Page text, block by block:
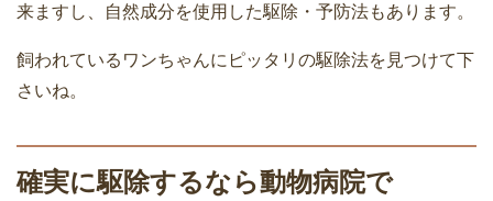
来ますし、自然成分を使用した駆除・予防法もあります。
飼われているワンちゃんにピッタリの駆除法を見つけて下
さいね。
確実に駆除するなら動物病院で